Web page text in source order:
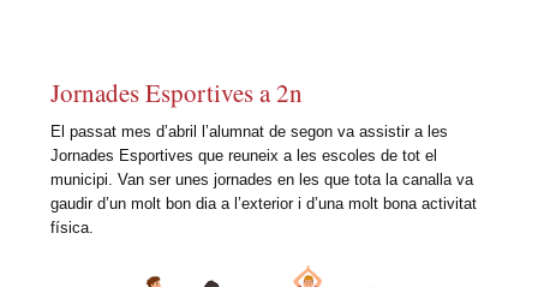
Jornades Esportives a 2n
El passat mes d’abril l’alumnat de segon va assistir a les
Jornades Esportives que reuneix a les escoles de tot el
municipi. Van ser unes jornades en les que tota la canalla va
gaudir d’un molt bon dia a l’exterior i d’una molt bona activitat
física.